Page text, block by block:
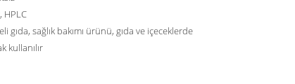
HPLC
gıda, sağlık bakımı ürünü, gıda ve içeceklerde
kullanılır